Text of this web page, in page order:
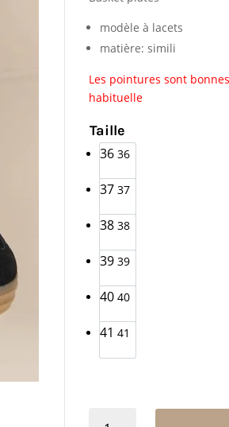
modèle à lacets
matière: simili
Les pointures sont
habituelle
Taille
36 36
37 37
38 38
39 39
40 40
41 41